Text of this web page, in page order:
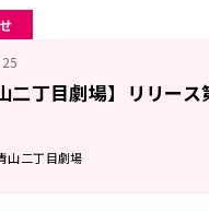
二丁目劇場】リリー
山二丁目劇場